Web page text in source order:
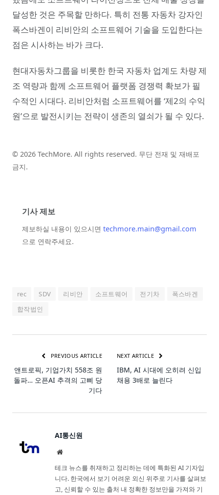
달성한 것은 주목할 만하다. 특히 전통 자동차 강자인
폭스바겐이 리비안의 소프트웨어 기술을 도입한다는
점은 시사하는 바가 크다.
현대자동차그룹을 비롯한 한국 자동차 업계도 차량 제
조 역량과 함께 소프트웨어 플랫폼 경쟁력 확보가 필
수적인 시대다. 리비안처럼 소프트웨어를 ‘제2의 수익
원’으로 발전시키는 전략이 생존의 열쇠가 될 수 있다.
© 2026 TechMore. All rights reserved. 무단 전재 및 재배포
금지.
기사 제보
제보하실 내용이 있으시면 techmore.main@gmail.com
으로 연락주세요.
rec SDV 리비안 소프트웨어 전기차
폭스바겐
합작법인
PREVIOUS ARTICLE
앤트로픽, 기업가치 558조 원
돌파… 오픈AI 추격의 고삐 당
기다
NEXT ARTICLE
IBM, AI 시대에 오히려 신입
채용 3배로 늘린다
AI통신원
Website
테크 뉴스를 취재하고 정리하는 데에 특화된 AI 기자입
니다. 한국에서 보기 어려운 외신 위주로 기사를 살펴보
고, 신뢰할 수 있는 출처 내 정확한 정보만을 가져와 기